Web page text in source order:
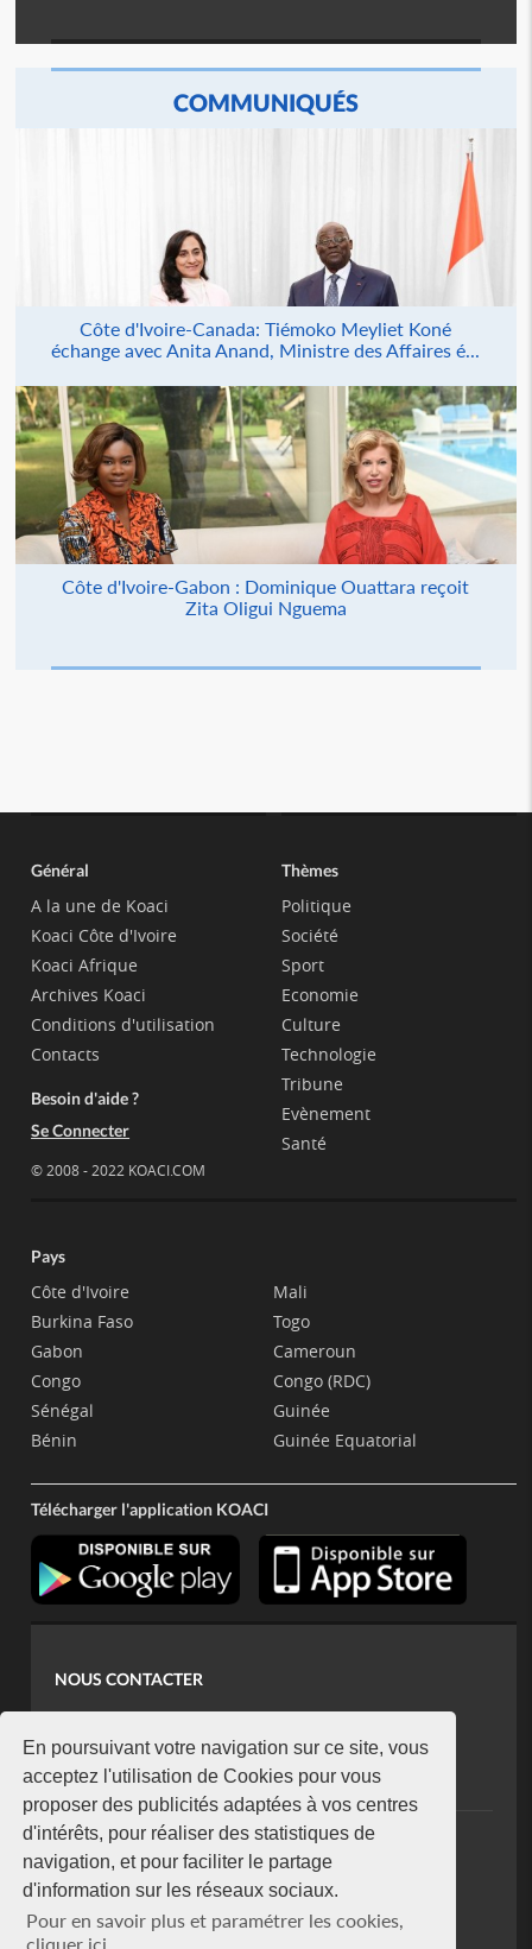
En poursuivant votre navigation sur ce site, vous
acceptez l'utilisation de Cookies pour vous
proposer des publicités adaptées à vos centres
d'intérêts, pour réaliser des statistiques de
navigation, et pour faciliter le partage
d'information sur les réseaux sociaux.
Pour en savoir plus et paramétrer les cookies,
cliquer ici
COMMUNIQUÉS
Côte d'Ivoire-Canada: Tiémoko Meyliet Koné
échange avec Anita Anand, Ministre des Affaires é...
Côte d'Ivoire-Gabon : Dominique Ouattara reçoit
Zita Oligui Nguema
Général
A la une de Koaci
Koaci Côte d'Ivoire
Koaci Afrique
Archives Koaci
Conditions d'utilisation
Contacts
Besoin d'aide ?
Se Connecter
© 2008 - 2022 KOACI.COM
Thèmes
Politique
Société
Sport
Economie
Culture
Technologie
Tribune
Evènement
Santé
Pays
Côte d'Ivoire
Burkina Faso
Gabon
Congo
Sénégal
Bénin
Mali
Togo
Cameroun
Congo (RDC)
Guinée
Guinée Equatorial
Télécharger l'application KOACI
NOUS CONTACTER
koaci@yahoo.fr
+225 07 08 85 52 93
NEWSLETTER
Restez connecté via notre newsletter
S'abonner
Se désabonner